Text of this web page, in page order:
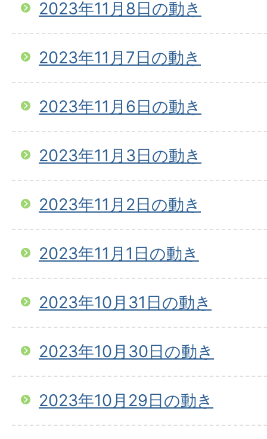
2023年11月8日の動き
2023年11月7日の動き
2023年11月6日の動き
2023年11月3日の動き
2023年11月2日の動き
2023年11月1日の動き
2023年10月31日の動き
2023年10月30日の動き
2023年10月29日の動き